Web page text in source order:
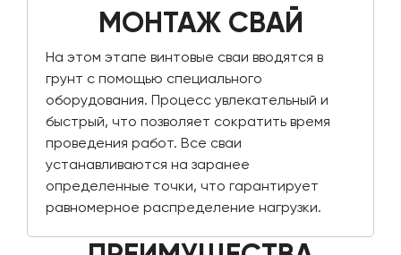
МОНТАЖ СВАЙ
На этом этапе винтовые сваи вводятся в
грунт с помощью специального
оборудования. Процесс увлекательный и
быстрый, что позволяет сократить время
проведения работ. Все сваи
устанавливаются на заранее
определенные точки, что гарантирует
равномерное распределение нагрузки.